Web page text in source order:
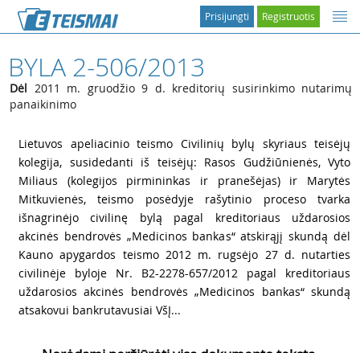
Registruotis
Prisijungti
BYLA 2-506/2013
Dėl 2011 m. gruodžio 9 d. kreditorių susirinkimo nutarimų
panaikinimo
Lietuvos apeliacinio teismo Civilinių bylų skyriaus teisėjų
kolegija, susidedanti iš teisėjų: Rasos Gudžiūnienės, Vyto
Miliaus (kolegijos pirmininkas ir pranešėjas) ir Marytės
Mitkuvienės, teismo posėdyje rašytinio proceso tvarka
išnagrinėjo civilinę bylą pagal kreditoriaus uždarosios
akcinės bendrovės „Medicinos bankas“ atskirąjį skundą dėl
Kauno apygardos teismo 2012 m. rugsėjo 27 d. nutarties
civilinėje byloje Nr. B2-2278-657/2012 pagal kreditoriaus
uždarosios akcinės bendrovės „Medicinos bankas“ skundą
atsakovui bankrutavusiai VšĮ...